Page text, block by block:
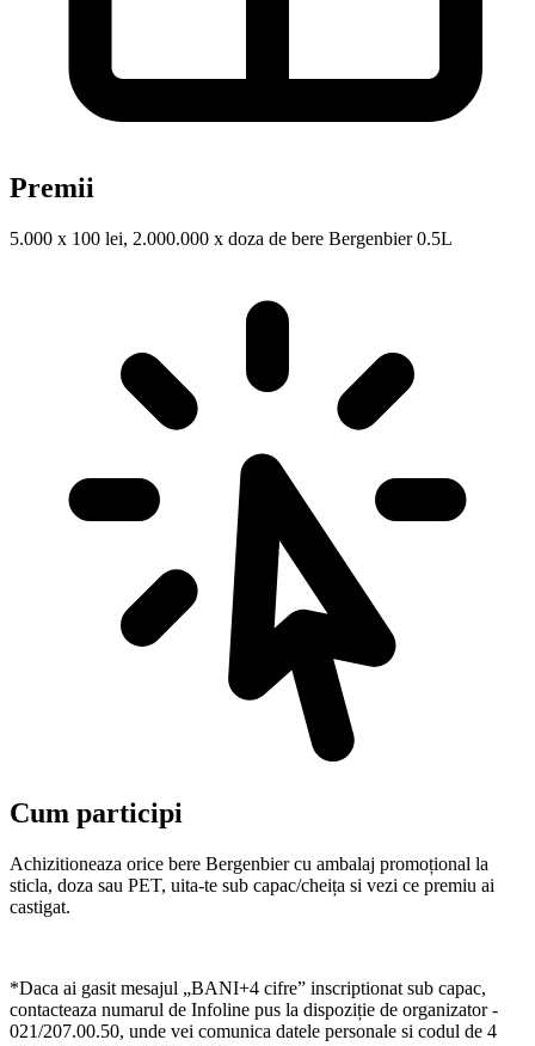
Premii
5.000 x 100 lei, 2.000.000 x doza de bere Bergenbier 0.5L
Cum participi
Achizitioneaza orice bere Bergenbier cu ambalaj promoțional la
sticla, doza sau PET, uita-te sub capac/cheița si vezi ce premiu ai
castigat.
*Daca ai gasit mesajul „BANI+4 cifre” inscriptionat sub capac,
contacteaza numarul de Infoline pus la dispoziție de organizator -
021/207.00.50, unde vei comunica datele personale si codul de 4